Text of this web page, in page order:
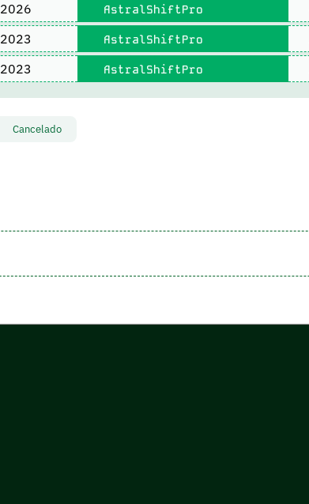
2026 AstralShiftPro
2023 AstralShiftPro
2023 AstralShiftPro
Cancelado